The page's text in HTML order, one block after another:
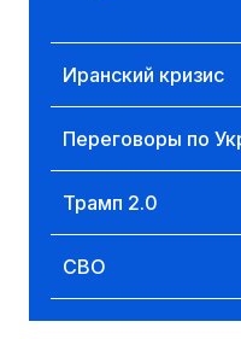
Иранский кризис
Переговоры по
Трамп 2.0
СВО